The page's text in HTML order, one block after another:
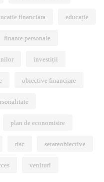
financiara educație
finante personale
investiții
obiective financiare
plan de economisire
risc setareobiective
venituri